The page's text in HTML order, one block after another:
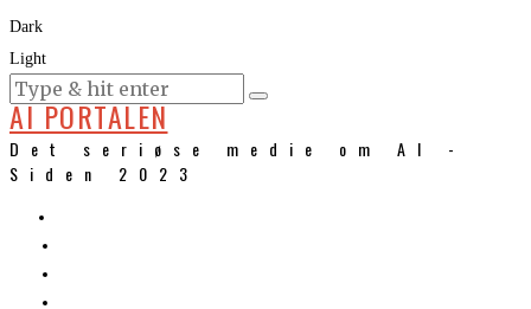
Dark
Light
KURSER
AI PORTALEN
Det seriøse medie om AI -
Siden 2023